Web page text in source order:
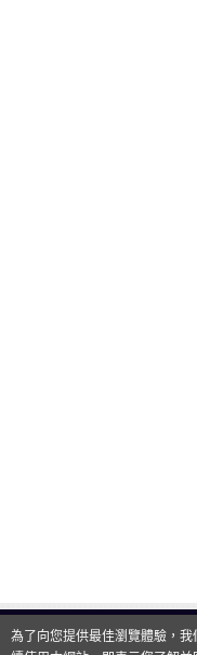
為了向您提供最佳瀏覽體驗，